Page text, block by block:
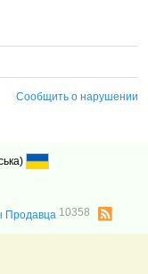
Сообщить о нарушении
Продавца 10358